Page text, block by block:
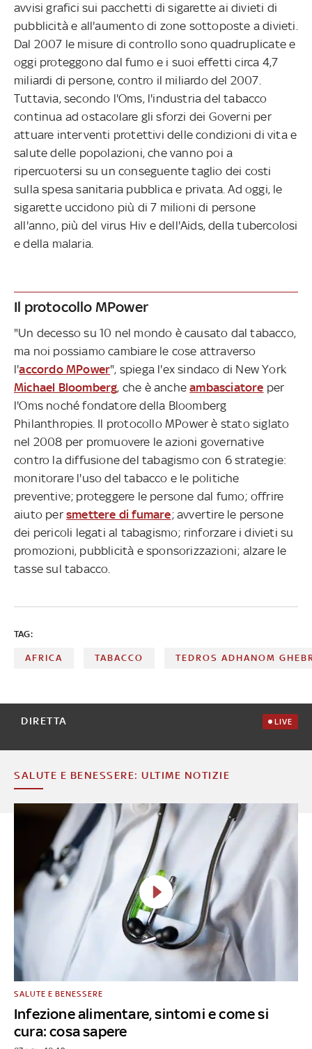
avvisi grafici sui pacchetti di sigarette ai divieti di
pubblicità e all'aumento di zone sottoposte a divieti.
Dal 2007 le misure di controllo sono quadruplicate e
oggi proteggono dal fumo e i suoi effetti circa 4,7
miliardi di persone, contro il miliardo del 2007.
Tuttavia, secondo l'Oms, l'industria del tabacco
continua ad ostacolare gli sforzi dei Governi per
attuare interventi protettivi delle condizioni di vita e
salute delle popolazioni, che vanno poi a
ripercuotersi su un conseguente taglio dei costi
sulla spesa sanitaria pubblica e privata. Ad oggi, le
sigarette uccidono più di 7 milioni di persone
all'anno, più del virus Hiv e dell'Aids, della tubercolosi
e della malaria.
Il protocollo MPower
"Un decesso su 10 nel mondo è causato dal tabacco,
ma noi possiamo cambiare le cose attraverso
l'accordo MPower", spiega l'ex sindaco di New York
Michael Bloomberg, che è ancheambasciatore per
l'Oms noché fondatore della Bloomberg
Philanthropies. Il protocollo MPower è stato siglato
nel 2008 per promuovere le azioni governative
contro la diffusione del tabagismo con 6 strategie:
monitorare l'uso del tabacco e le politiche
preventive; proteggere le persone dal fumo; offrire
aiuto per smettere di fumare; avvertire le persone
dei pericoli legati al tabagismo; rinforzare i divieti su
promozioni, pubblicità e sponsorizzazioni; alzare le
tasse sul tabacco.
TAG:
AFRICA TABACCO TEDROS ADHANOM
DIRETTA LIVE
SALUTE E BENESSERE: ULTIME NOTIZIE
Infezione alimentare, sintomi e come si
cura: cosa sapere
SALUTE E BENESSERE